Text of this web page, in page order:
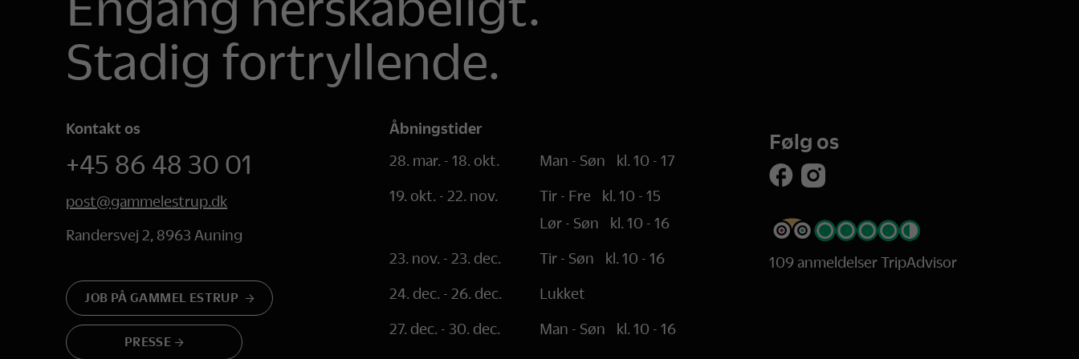
Stadig fortryllende.
Kontakt os
+45 86 48 30 01
post@gammelestrup.dk
Randersvej 2, 8963 Auning
JOB PÅ GAMMEL ESTRUP
PRESSE
Åbningstider
28. mar. - 18. okt.
Man - Søn kl. 10 - 17
19. okt. - 22. nov. Tir - Fre
kl. 10 - 15
Lør - Søn
kl. 10 - 16
23. nov. - 23. dec. Tir - Søn kl. 10 - 16
24. dec. - 26. dec. Lukket
27. dec. - 30. dec. Man - Søn kl. 10 - 16
Følg os
109 anmeldelser TripAdvisor